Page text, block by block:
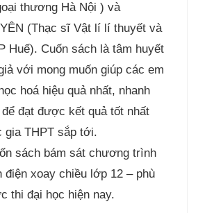
thương Hà Nội ) và
(Thạc sĩ Vật lí lí thuyết và
Huế). Cuốn sách là tâm huyết
với mong muốn giúp các em
hoá hiệu quả nhất, nhanh
đạt được kết quả tốt nhất
gia THPT sắp tới.
sách bám sát chương trình
điện xoay chiều lớp 12 – phù
thi đại học hiện nay.